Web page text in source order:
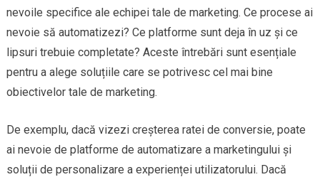
nevoile specifice ale echipei tale de marketing. Ce procese ai
nevoie să automatizezi? Ce platforme sunt deja în uz și ce
lipsuri trebuie completate? Aceste întrebări sunt esențiale
pentru a alege soluțiile care se potrivesc cel mai bine
obiectivelor tale de marketing.
De exemplu, dacă vizezi creșterea ratei de conversie, poate
ai nevoie de platforme de automatizare a marketingului și
soluții de personalizare a experienței utilizatorului. Dacă